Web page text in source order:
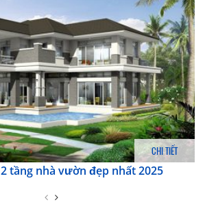
CHI TIẾT
tầng nhà vườn đẹp nhất 2025